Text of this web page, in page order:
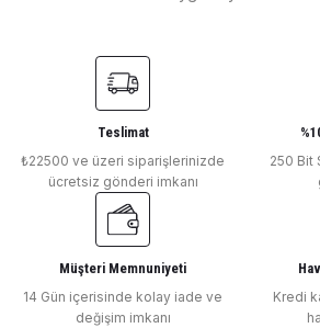
Ürün bilgilerinde hatalar bulunuyor.
Ürün fiyatı diğer sitelerden daha pahalı.
Bu ürüne benzer farklı alternatifler olmalı.
Radwag Analitik Terazi AS 60/220.X2 PLUS
Radwag
Radwag Analitik Terazi AS 220.X2 PLUS
Radwag Hassas Terazi WTC 3000 3100 gr / 0.1
Teslimat
₺22500 ve üzeri siparişlerinizde
ücretsiz gönderi imkanı
250 Bit
Müşteri Memnuniyeti
14 Gün içerisinde kolay iade ve
değişim imkanı
Kredi